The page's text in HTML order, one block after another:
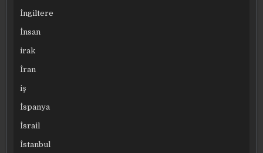
İngiltere
İnsan
irak
İran
iş
İspanya
İsrail
İstanbul